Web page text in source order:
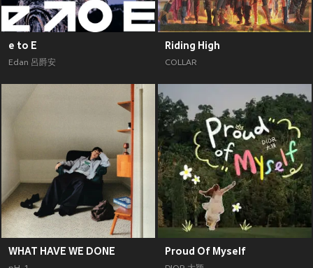
e to E
Edan 呂爵安
Riding High
COLLAR
WHAT HAVE WE DONE Proud Of Myself